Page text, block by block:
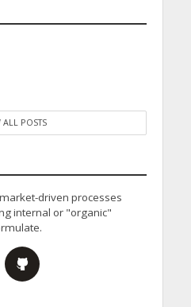
ALL POSTS
driven processes
internal or "organic"